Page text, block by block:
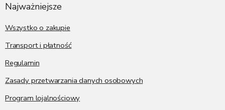
Najważniejsze
Wszystko o zakupie
Transport i płatność
Regulamin
Zasady przetwarzania danych osobowych
Program lojalnościowy